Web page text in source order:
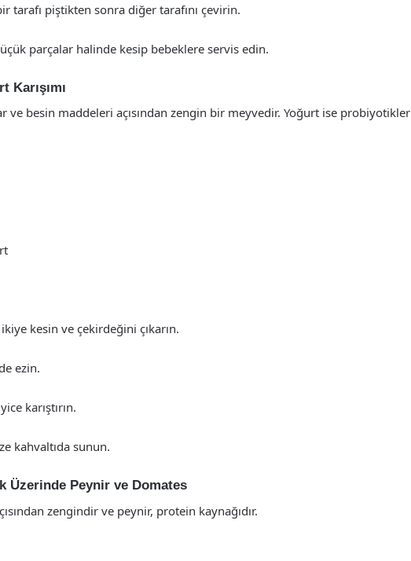
tarafı piştikten sonra diğer tarafını çevirin.
parçalar halinde kesip bebeklere servis edin.
Karışımı
ve besin maddeleri açısından zengin bir meyvedir. Yoğurt ise probiyotikler
kesin ve çekirdeğini çıkarın.
ezin.
karıştırın.
kahvaltıda sunun.
Üzerinde Peynir ve Domates
zengindir ve peynir, protein kaynağıdır.